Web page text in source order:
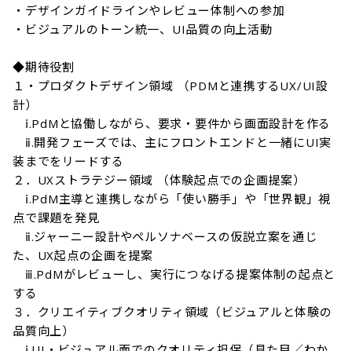
・デザインガイドラインやレビュー体制への参加
・ビジュアルのトーン統一、UI品質の向上活動
◆期待役割
１・プロダクトデザイン領域 （PDMと連携するUX/UI設
計）
ⅰ.PdMと協働しながら、要求・要件から画面設計を作る
ⅱ.開発フェーズでは、主にフロントエンドと一緒にUI実
装までをリードする
２．UXストラテジー領域 （体験起点での企画提案）
ⅰ.PdM主導と連携しながら「使い勝手」や「世界観」視
点で課題を発見
ⅱ.ジャーニー設計やペルソナベースの仮説立案を通じ
た、UX起点の企画を提案
ⅲ.PdMがレビューし、実行につなげる提案体制の起点と
する
３．クリエイティブクオリティ領域（ビジュアルと体験の
品質向上）